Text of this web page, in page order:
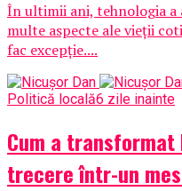
În ultimii ani, tehnologia a
multe aspecte ale vieții
fac excepție....
Politică locală6 zile inainte
Cum a transformat
trecere într-un